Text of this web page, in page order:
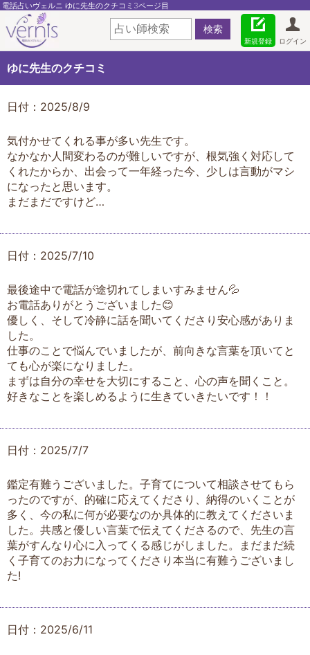
電話占いヴェルニ ゆに先生のクチコミ3ページ目
ログイン
新規登録
ゆに先生のクチコミ
日付：2025/8/9
気付かせてくれる事が多い先生です。
なかなか人間変わるのが難しいですが、根気強く対応して
くれたからか、出会って一年経った今、少しは言動がマシ
になったと思います。
まだまだですけど…
日付：2025/7/10
最後途中で電話が途切れてしまいすみません💦
お電話ありがとうございました😊
優しく、そして冷静に話を聞いてくださり安心感がありま
した。
仕事のことで悩んでいましたが、前向きな言葉を頂いてと
ても心が楽になりました。
まずは自分の幸せを大切にすること、心の声を聞くこと。
好きなことを楽しめるように生きていきたいです！！
日付：2025/7/7
鑑定有難うございました。子育てについて相談させてもら
ったのですが、的確に応えてくださり、納得のいくことが
多く、今の私に何が必要なのか具体的に教えてくださいま
した。共感と優しい言葉で伝えてくださるので、先生の言
葉がすんなり心に入ってくる感じがしました。まだまだ続
く子育てのお力になってくださり本当に有難うございまし
た!
日付：2025/6/11